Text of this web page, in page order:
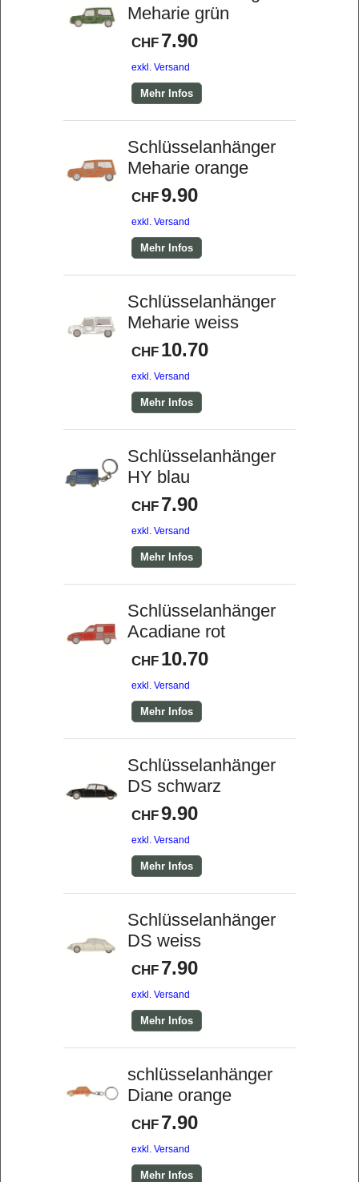
Meharie grün
CHF 7.90
exkl. Versand
Mehr Infos
Schlüsselanhänger
Meharie orange
CHF9.90
exkl. Versand
Mehr Infos
Schlüsselanhänger
Meharie weiss
CHF 10.70
exkl. Versand
Mehr Infos
Schlüsselanhänger
HY blau
CHF 7.90
exkl. Versand
Mehr Infos
Schlüsselanhänger
Acadiane rot
CHF 10.70
exkl. Versand
Mehr Infos
Schlüsselanhänger
DS schwarz
CHF9.90
exkl. Versand
Mehr Infos
Schlüsselanhänger
DS weiss
CHF 7.90
exkl. Versand
Mehr Infos
schlüsselanhänger
Diane orange
CHF 7.90
exkl. Versand
Mehr Infos